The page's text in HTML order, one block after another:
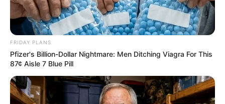
FRIDAY PLANS
Pfizer's Billion-Dollar Nightmare: Men Ditching Viagra For This
87¢ Aisle 7 Blue Pill